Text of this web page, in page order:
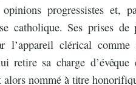
progressistes et,
catholique. Ses prises
l’appareil clérical comme
sa charge d’évêque
nommé à titre